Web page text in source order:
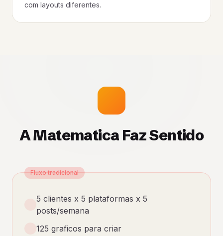
com layouts diferentes.
A Matematica Faz Sentido
Fluxo tradicional
5 clientes x 5 plataformas x 5
posts/semana
125 graficos para criar